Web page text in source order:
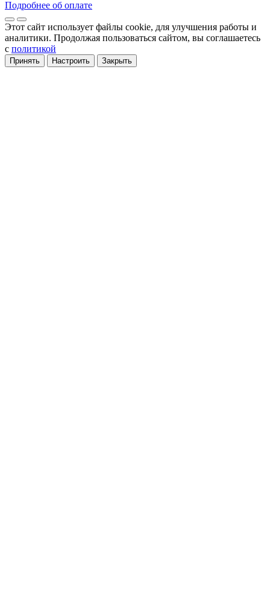
Подробнее об оплате
Этот сайт использует файлы cookie, для улучшения работы и
аналитики. Продолжая пользоваться сайтом, вы соглашаетесь
с политикой
Принять Настроить Закрыть